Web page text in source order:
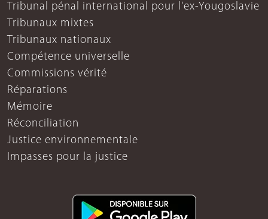
Tribunal pénal international pour l'ex-Yougoslavie
Tribunaux mixtes
Tribunaux nationaux
Compétence universelle
Commissions vérité
Réparations
Mémoire
Réconciliation
Justice environnementale
Impasses pour la justice